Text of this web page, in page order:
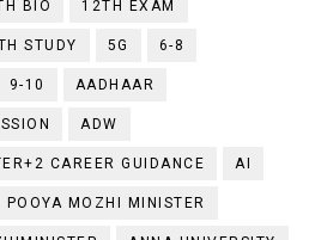
BIO 12TH EXAM
STUDY 5G 6-8
9-10 AADHAAR
ADW
CAREER GUIDANCE AI
POOYA MOZHI MINISTER